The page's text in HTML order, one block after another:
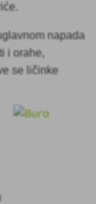
napada
i orahe,
se ličinke